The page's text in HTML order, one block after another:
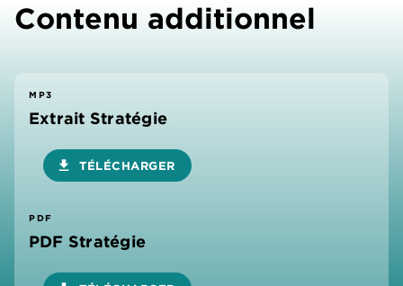
Contenu additionnel
MP3
Extrait Stratégie
download TÉLÉCHARGER
PDF
PDF Stratégie